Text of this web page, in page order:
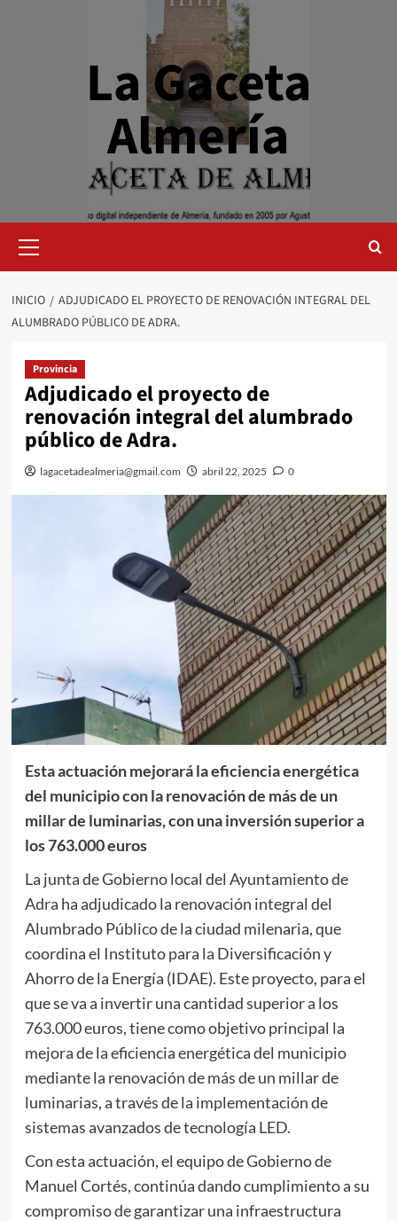
La Gaceta
Almería
primario
INICIO
ADJUDICADO EL PROYECTO DE RENOVACIÓN INTEGRAL DEL
ALUMBRADO PÚBLICO DE ADRA.
Provincia
Adjudicado el proyecto de
renovación integral del alumbrado
público de Adra.
lagacetadealmeria@gmail.com abril 22, 2025 0
Esta actuación mejorará la eficiencia energética
del municipio con la renovación de más de un
millar de luminarias, con una inversión superior a
los 763.000 euros
La junta de Gobierno local del Ayuntamiento de
Adra ha adjudicado la renovación integral del
Alumbrado Público de la ciudad milenaria, que
coordina el Instituto para la Diversificación y
Ahorro de la Energía (IDAE). Este proyecto, para el
que se va a invertir una cantidad superior a los
763.000 euros, tiene como objetivo principal la
mejora de la eficiencia energética del municipio
mediante la renovación de más de un millar de
luminarias, a través de la implementación de
sistemas avanzados de tecnología LED.
Con esta actuación, el equipo de Gobierno de
Manuel Cortés, continúa dando cumplimiento a su
compromiso de garantizar una infraestructura